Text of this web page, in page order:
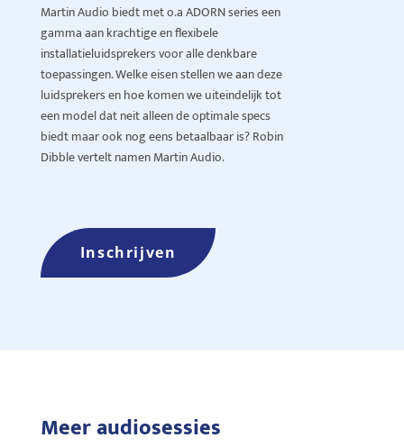
Martin Audio biedt met o.a ADORN series een
gamma aan krachtige en flexibele
installatieluidsprekers voor alle denkbare
toepassingen. Welke eisen stellen we aan deze
luidsprekers en hoe komen we uiteindelijk tot
een model dat neit alleen de optimale specs
biedt maar ook nog eens betaalbaar is? Robin
Dibble vertelt namen Martin Audio.
Inschrijven
Meer audiosessies